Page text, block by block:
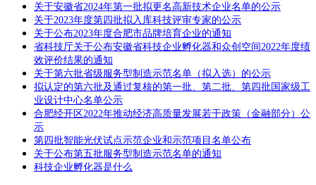
关于安徽省2024年第一批拟更名高新技术企业名单的公示
关于2023年度第四批拟入库科技评审专家的公示
关于公布2023年度合肥市品牌培育企业的通知
省科技厅关于公布安徽省科技企业孵化器和众创空间2022年度绩
效评价结果的通知
关于第六批省级服务型制造示范名单（拟入选）的公示
拟认定的第六批及通过复核的第一批、第二批、第四批国家级工
业设计中心名单公示
合肥经开区2022年推动经济高质量发展若干政策（金融部分）公
示
第四批智能光伏试点示范企业和示范项目名单公布
关于公布第五批服务型制造示范名单的通知
科技企业孵化器是什么